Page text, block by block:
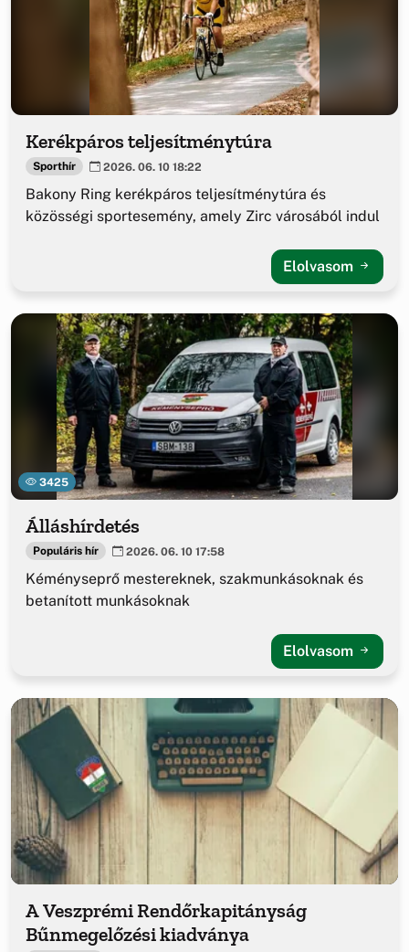
Kerékpáros teljesítménytúra
Sporthír 2026. 06. 10 18:22
Bakony Ring kerékpáros teljesítménytúra és
közösségi sportesemény, amely Zirc városából indul
Elolvasom
3425
Álláshírdetés
Populáris hír 2026. 06. 10 17:58
Kéményseprő mestereknek, szakmunkásoknak és
betanított munkásoknak
Elolvasom
A Veszprémi Rendőrkapitányság
Bűnmegelőzési kiadványa